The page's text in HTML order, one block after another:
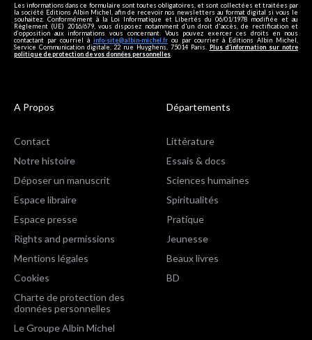
Les informations dans ce formulaire sont toutes obligatoires, et sont collectées et traitées par
la société Editions Albin Michel, afin de recevoir nos newsletters au format digital si vous le
souhaitez. Conformément à la Loi Informatique et Libertés du 06/01/1978 modifiée et au
Règlement (UE) 2016/679, vous disposez notamment d'un droit d'accès, de rectification et
d’opposition aux informations vous concernant. Vous pouvez exercer ces droits en nous
contactant par courriel à info-site@albin-michel.fr ou par courrier à Editions Albin Michel,
Service Communication digitale, 22 rue Huyghens, 75014 Paris. Plus d’information sur notre
politique de protection de vos données personnelles
A Propos
Contact
Notre histoire
Déposer un manuscrit
Espace libraire
Espace presse
Rights and permissions
Mentions légales
Cookies
Charte de protection des
données personnelles
Le Groupe Albin Michel
Départements
Littérature
Essais & docs
Sciences humaines
Spiritualités
Pratique
Jeunesse
Beaux livres
BD